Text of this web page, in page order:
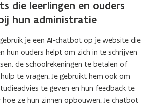
die leerlingen en ouders
hun administratie
je een AI-chatbot op je website die
hun ouders helpt om zich in te schrijven
de schoolrekeningen te betalen of
te vragen. Je gebruikt hem ook om
te geven en hun feedback te
hoe ze hun zinnen opbouwen. Je chatbot